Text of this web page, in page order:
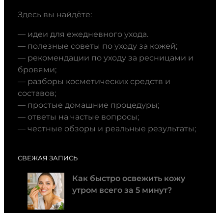
Здесь вы найдёте:
— идеи для ежедневного ухода.
— полезные советы по уходу за кожей;
— рекомендации по уходу за ресницами и
бровями;
— разборы косметических средств и
составов;
— простые домашние процедуры;
— ответы на частые вопросы;
— честные обзоры и реальные результаты;
СВЕЖАЯ ЗАПИСЬ
Как быстро освежить кожу
утром всего за 5 минут?